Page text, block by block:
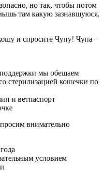
но так, чтобы потом
там какую зазнавшуюся,
и спросите Чупу! Чупа –
мы обещаем
стерилизацией кошечки по
и ветпаспорт
внимательно
условием